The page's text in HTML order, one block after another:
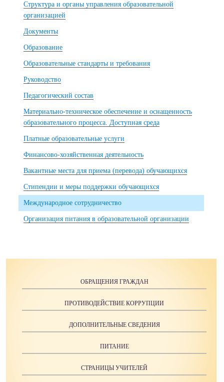
Структура и органы управления образовательной
организацией
Документы
Образование
Образовательные стандарты и требования
Руководство
Педагогический состав
Материально-техническое обеспечение и оснащенность
образовательного процесса. Доступная среда
Платные образовательные услуги
Финансово-хозяйственная деятельность
Вакантные места для приема (перевода) обучающихся
Стипендии и меры поддержки обучающихся
Международное сотрудничество
Организация питания в образовательной организации
ОБРАЩЕНИЯ ГРАЖДАН
ПРОТИВОДЕЙСТВИЕ КОРРУПЦИИ
ДОПОЛНИТЕЛЬНЫЕ СВЕДЕНИЯ
ПИТАНИЕ
СТРАНИЦЫ УЧИТЕЛЕЙ